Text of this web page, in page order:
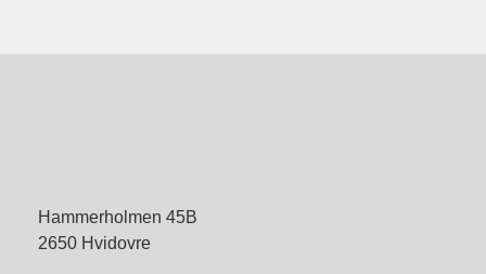
Hammerholmen 45B
2650 Hvidovre